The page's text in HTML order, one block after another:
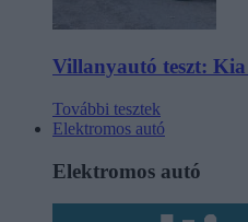
Villanyautó teszt:
További tesztek
Elektromos autó
Elektromos autó